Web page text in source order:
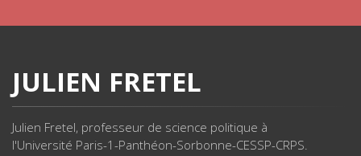
JULIEN FRETEL
Julien Fretel, professeur de science politique à
l'Université Paris-1-Panthéon-Sorbonne-CESSP-CRPS.